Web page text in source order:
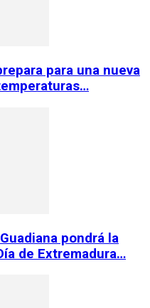
para una nueva
pondrá la
de Extremadura…